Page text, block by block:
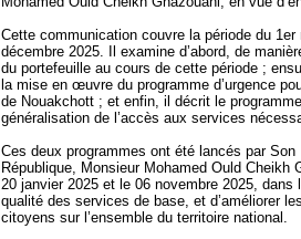
Cette communication couvre la période du 1er
décembre 2025. Il examine d’abord, de
du portefeuille au cours de cette période ;
la mise en œuvre du programme d’urgence
de Nouakchott ; et enfin, il décrit le
généralisation de l’accès aux services
Ces deux programmes ont été lancés par
République, Monsieur Mohamed Ould Cheikh
20 janvier 2025 et le 06 novembre 2025, dans
qualité des services de base, et d’améliorer
citoyens sur l’ensemble du territoire national.